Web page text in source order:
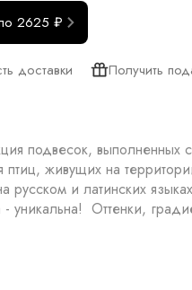
2625 ₽
доставки Получить
подвесок, выполненных
живущих на
русском и латинских
уникальна! Оттенки,